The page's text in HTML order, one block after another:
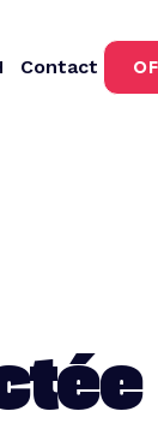
Contact